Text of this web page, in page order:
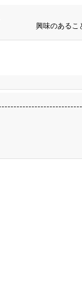
興味のあるこ